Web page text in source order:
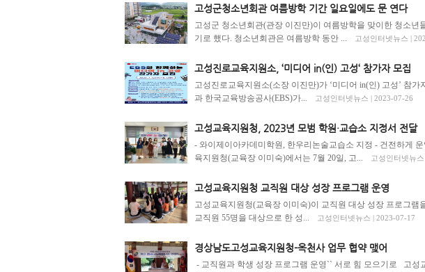
고성군청소년회관 여름방학 기간 일요일에도 문 연다
고성군 청소년회관(관장 이진만)이 여름방학을 맞이한 청소년
기로 했다. 청소년회관은 여름방학 동안 ...
고성인터넷뉴스 |
고성진로교육지원소, ‘미디어 in(인) 고성‘ 참가자 모집
고성진로교육지원소(소장 이진만)가 ‘미디어 in(인) 고성’ 참가
과 한국교육방송공사(EBS)가...
고성인터넷뉴스 | 2023-07-26
고성교육지원청, 2023년 모범 학원·교습소 지정서 전달
- 와이제이아카데미학원, 한우리논술교습소 지정 - 건전하게
육지원청(교육장 이미숙)에서는 7월 20일, 고...
고성인터넷뉴
고성교육지원청 교직원 대상 성장 프로그램 운영
고성교육지원청(교육장 이미숙)이 교직원 대상 성장 프로그램
교직원 55명을 대상으로 한 성...
고성인터넷뉴스 | 2023-07-17
경상남도고성교육지원청-옥천사 업무 협약 맺어
- 교직원과 학생 성장 프로그램 운영`` 서로 힘 모으기로 고성